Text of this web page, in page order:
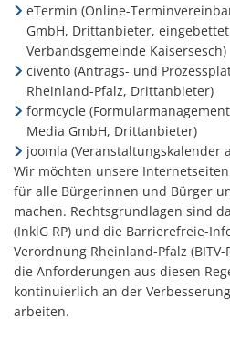
eTermin (Online-
GmbH, Drittanbieter,
Verbandsgemeinde Kaisersesch)
civento (Antrags- und
Rheinland-Pfalz, Drittanbieter)
formcycle
Media GmbH, Drittanbieter)
joomla (Veranstaltungskalender
Wir möchten unsere
für alle Bürgerinnen und Bürger
machen. Rechtsgrundlagen sind
(InklG RP) und die Barrierefreie-
Verordnung Rheinland-Pfalz
die Anforderungen aus diesen
kontinuierlich an der
arbeiten.